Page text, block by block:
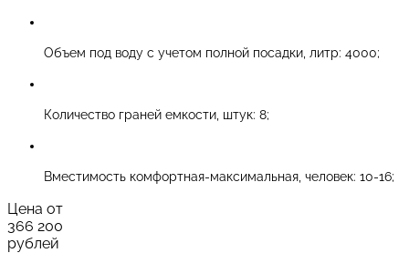
Объем под воду с учетом полной посадки, литр: 4000;
Количество граней емкости, штук: 8;
Вместимость комфортная-максимальная, человек: 10-16;
Цена от
366 200
рублей